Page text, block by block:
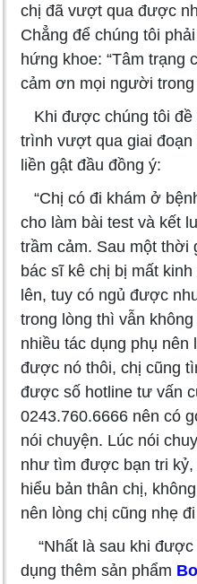
chị đã vượt qua được
Chẳng để chúng tôi
hứng khoe: “Tâm trạng
cảm ơn mọi người trong
Khi được chúng tôi đề
trình vượt qua giai đoạn
liền gật đầu đồng ý:
“Chị có đi khám ở
cho làm bài test và kết
trầm cảm. Sau một thời
bác sĩ kê chị bị mất
lên, tuy có ngủ được
trong lòng thì vẫn
nhiều tác dụng phụ nên
được nó thôi, chị cũng
được số hotline tư vấn
0243.760.6666 nên có
nói chuyện. Lúc nói
như tìm được bạn tri
hiểu bản thân chị,
nên lòng chị cũng nhẹ
“Nhất là sau khi
dụng thêm sản phẩm